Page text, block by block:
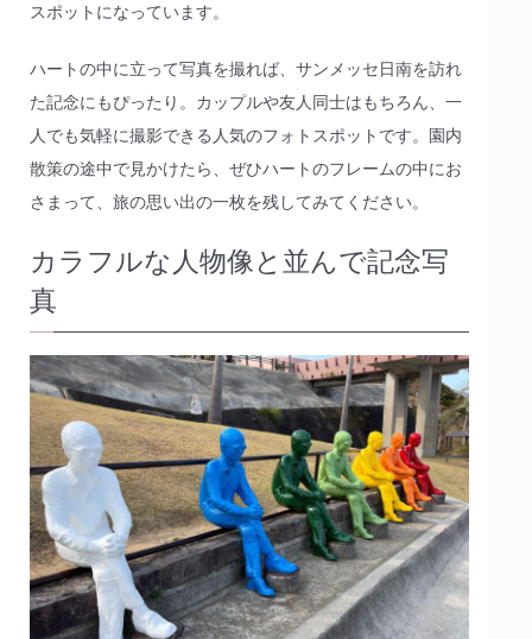
スポットになっています。
ハートの中に立って写真を撮れば、サンメッセ日南を訪れ
た記念にもぴったり。カップルや友人同士はもちろん、一
人でも気軽に撮影できる人気のフォトスポットです。園内
散策の途中で見かけたら、ぜひハートのフレームの中にお
さまって、旅の思い出の一枚を残してみてください。
カラフルな人物像と並んで記念写
真